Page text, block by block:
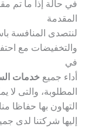
في حالة إذا ما تم
المقدمة
لنتصدى المنافسة
والتخفيضات مع
في
أداء جميع خدمات
المطلوبة، والتى لا
التهاون بها حفاظا
إليها شركتنا لدى